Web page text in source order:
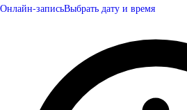
Онлайн-записьВыбрать дату и время